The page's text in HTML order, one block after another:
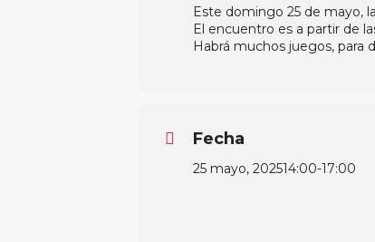
Este domingo 25 de mayo,
El encuentro es a partir de
Habrá muchos juegos, para
Fecha
25 mayo, 202514:00-17:00